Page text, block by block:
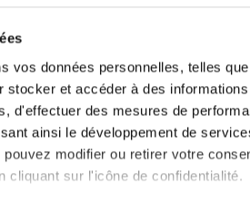
vos données personnelles, telles
et accéder à des
d'effectuer des mesures de
ainsi le développement de
modifier ou retirer votre
cliquant sur l'icône de confidentialité.
un
nouvelle discussion vous aurez